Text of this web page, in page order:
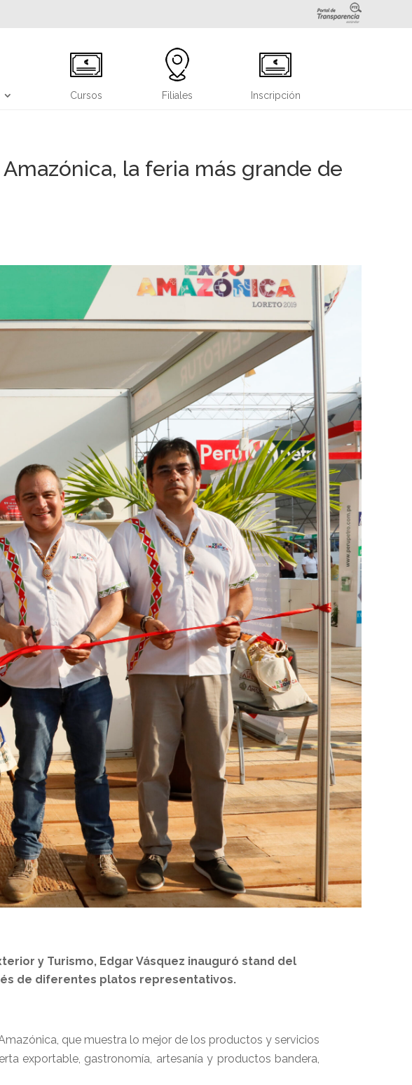
Cursos Filiales Inscripción
la feria más grande de
y Turismo, Edgar Vásquez inauguró stand del
de diferentes platos representativos.
que muestra lo mejor de los productos y servicios
exportable, gastronomía, artesanía y productos bandera,